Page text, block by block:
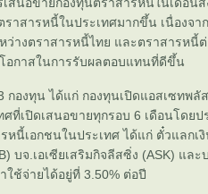
าสารหนี้ในประเทศมากขึ้น เนื่องจา
างตราสารหนี้ไทย และตราสารหนี้ต่
อกาสในการรับผลตอบแทนที่ดีขึ้น
องทุน ได้แก่ กองทุนเปิดแอสเซทพลั
ที่เปิดเสนอขายทุกรอบ 6 เดือนโดย
นี้เอกชนในประเทศ ได้แก่ ตั๋วแลกเ
บจ.เอเซียเสริมกิจลีสซิ่ง (ASK) และ
ช้จ่ายได้อยู่ที่ 3.50% ต่อปี